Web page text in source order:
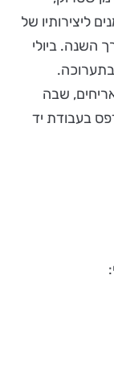
ליצירותיו של
השנה. ביולי
בתערוכה.
שבה
בעבודת יד